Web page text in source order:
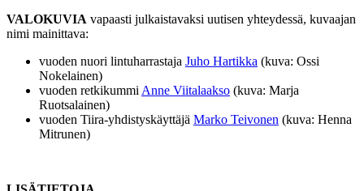
VALOKUVIA vapaasti julkaistavaksi uutisen yhteydessä, kuvaajan
nimi mainittava:
vuoden nuori lintuharrastaja Juho Hartikka (kuva: Ossi
Nokelainen)
vuoden retkikummi Anne Viitalaakso (kuva: Marja
Ruotsalainen)
vuoden Tiira-yhdistyskäyttäjä Marko Teivonen (kuva: Henna
Mitrunen)